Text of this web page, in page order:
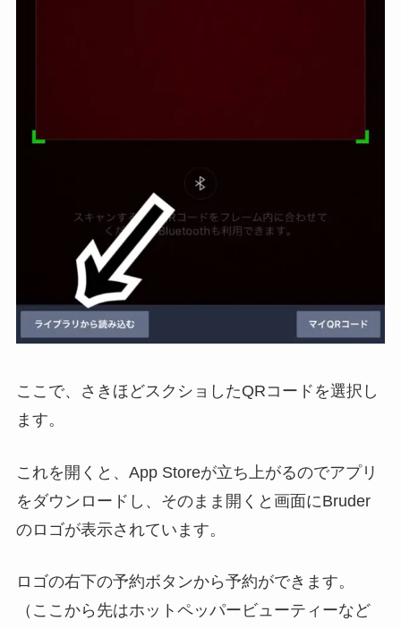
ここで、さきほどスクショしたQRコードを選択し
ます。
これを開くと、App Storeが立ち上がるのでアプリ
をダウンロードし、そのまま開くと画面にBruder
のロゴが表示されています。
ロゴの右下の予約ボタンから予約ができます。
（ここから先はホットペッパービューティーなど